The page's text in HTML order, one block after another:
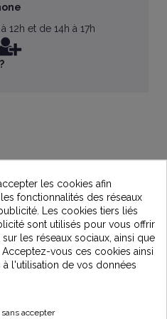
12h et de 14h à 17h
les cookies afin
fonctionnalités des réseaux
Les cookies tiers liés
sont utilisés pour vous offrir
les réseaux sociaux, ainsi que
vous ces cookies ainsi
l'utilisation de vos données
accepter